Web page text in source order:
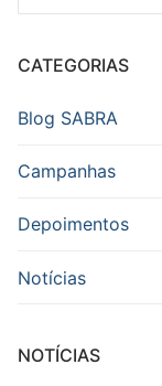
CATEGORIAS
Blog SABRA
Campanhas
Depoimentos
Notícias
NOTÍCIAS